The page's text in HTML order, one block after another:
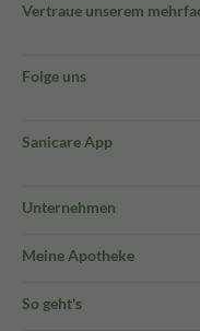
Vertraue unserem
Folge uns
Sanicare App
Unternehmen
Meine Apotheke
So geht's